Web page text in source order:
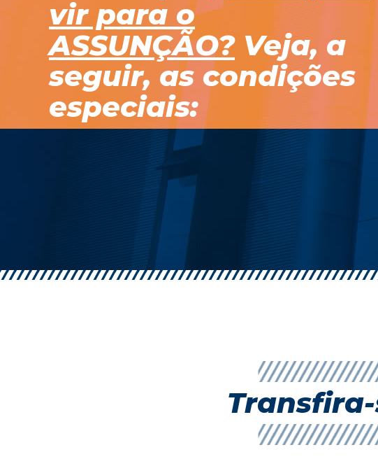
vir para o
ASSUNÇÃO?Veja, a
seguir, as condições
especiais: